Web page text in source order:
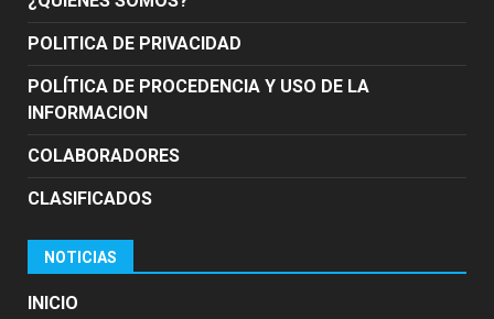
POLITICA DE PRIVACIDAD
POLÍTICA DE PROCEDENCIA Y USO DE LA
INFORMACION
COLABORADORES
CLASIFICADOS
NOTICIAS
INICIO